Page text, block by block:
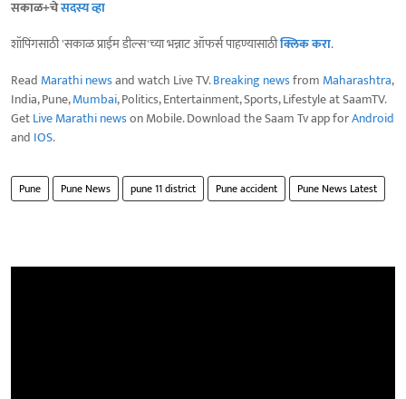
सकाळ+चेसदस्य व्हा
शॉपिंगसाठी 'सकाळ प्राईम डील्स'च्या भन्नाट ऑफर्स पाहण्यासाठीक्लिक करा.
Read Marathi newsand watch Live TV.Breaking newsfrom Maharashtra,
India, Pune,Mumbai, Politics, Entertainment, Sports, Lifestyle at SaamTV.
GetLive Marathi newson Mobile. Download the Saam Tv app forAndroid
and IOS.
Pune Pune News pune 11 district Pune accident Pune News Latest